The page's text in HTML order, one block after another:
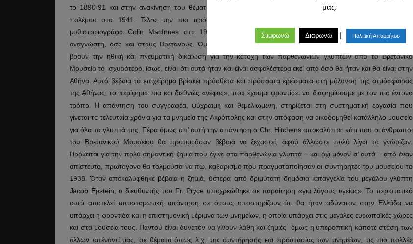
το 1890-91 και στην ανακίνηση του θέματος το 1924 και μέσα στο Βρετανικό Κοινοβούλιο στις μέρες του
πολέμου στα 1941. Τέλος την πιο πρόσφατη συνηγορία για την επιστροφή των γλυπτών από τον
μυθιστοριογράφο Colin MacInnes στα 1963. Όλες αυτές οι πληροφορίες είναι χρήσιμες στον Έλληνα
αναγνώστη, όσο και στους Βρετανούς. Όμως από όλα τα επιχειρήματα που επικαλούνται όσοι θέλουν να
βρουν την ηθική και πνευματική δικαίωση για την κατοχή των παρθενώνιων γλυπτών από το Βρετανικό
Μουσείο το ισχυρότερο, ίσως, είναι ότι αυτά ήταν και είναι ασφαλέστερα εκεί από όσο θα ήταν και θα είναι στην
Αθήνα. Αυτό βέβαια το επιχείρημα βρίσκει πρόσθετα και πρόσφατα ερείσματα στη μόλυνση της ατμόσφαιρας
της Αθήνας, το περίφημο πια και διεθνώς «νέφος», που έχουμε φροντίσει να διαφημίσουμε με τον πιο έντονο
τρόπο. Η απάντηση του συγγραφέα, ψύχραιμη και θεμελιωμένη, στηρίζεται στη συστηματική εργασία που
γίνεται τα τελευταία χρόνια για τα μνημεία της Ακρόπολης και στην απόφαση να οικοδομηθεί κατάλληλο μουσείο
για όλα τα γλυπτά της. Πέρα όμως απ’ αυτή την απάντηση ο Chr. Hitchens αποκαλύπτει κάτι που οι άνθρωποι
του Βρετανικού Μουσείου θα προτιμούσαν βέβαια να ξεχαστεί, αφού άλλωστε πολύ λίγοι το γνώριζαν.
Πρόκειται για την πολύ σημαντική ζημιά που έγινε στα παρθενώνια γλυπτά – και όχι μόνον σ’ αυτά – από έναν
απίστευτο, πρωτόγονο θα τολμούσα να πω, καθαρισμό που πραγματοποίησαν οι συντηρητές του μουσείου το
1938. Όταν αποκαλύφθηκε βέβαια η ζημιά, ύστερα από δριμύτατη δημόσια καταγγελία του μεγάλου γλύπτη
Jacob Epstein, ο διευθυντής του Fr. Pryce υποχρεώθηκε σε παραίτηση «για λόγους υγείας». Το περιστατικό
αυτό αποτελεί αποστομωτική απάντηση σε όσους υποστηρίζουν ότι θα ήταν αδύνατον στην Ελλάδα να
υπάρχει η φροντίδα και η επιστημονική μέριμνα των μνημείων, η οποία υπάρχει στις μεγάλες ευρωπαϊκές χώρες
και στα μουσεία τους. Παντού είναι δυνατόν να γίνουν λάθη και ζημιές˙ όμως η υπεροπτική κάποτε στάση των
άλλων απέναντί μας, σε θέματα όπως λ.χ. της συντήρησης και προστασίας των μνημείων, τις πιο πολλές
μας.
Συμφωνώ Διαφωνώ | Πολιτική Απορρήτου